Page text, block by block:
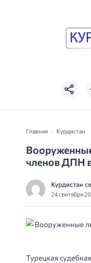
Главная Курдистан
членов ДПН
Курдистан
24 сентября
Турецкая